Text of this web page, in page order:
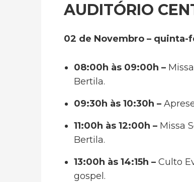
AUDITÓRIO
02 de Novembro – quinta-
08:00h às 09:00h –
Bertila.
09:30h às 10:30h –
11:00h às 12:00h – Missa
Bertila.
13:00h às 14:15h – Culto
gospel.